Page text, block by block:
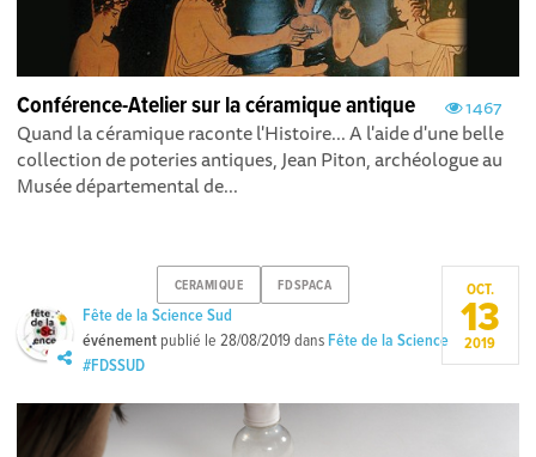
1467
Conférence-Atelier sur la céramique antique
Quand la céramique raconte l'Histoire... A l'aide d'une belle
collection de poteries antiques, Jean Piton, archéologue au
Musée départemental de...
CERAMIQUE FDSPACA
Fête de la Science Sud
événement publié le28/08/2019dans Fête de la Science
#FDSSUD
OCT.
13
2019